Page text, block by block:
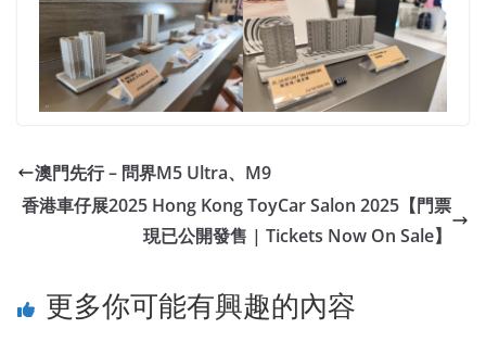
澳門先行 – 問界M5 Ultra、M9
香港車仔展2025 Hong Kong ToyCar Salon 2025【門票
現已公開發售 | Tickets Now On Sale】
更多你可能有興趣的內容